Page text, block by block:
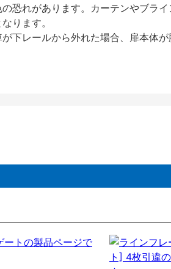
れがあります。カーテンやブライ
ります。
レールから外れた場合、扉本体が